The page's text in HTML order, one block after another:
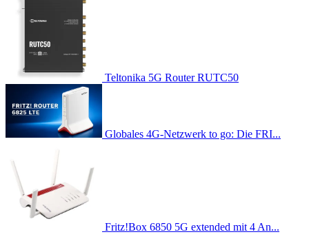
Teltonika 5G Router RUTC50
Globales 4G-Netzwerk to go: Die FRI...
Fritz!Box 6850 5G extended mit 4 An...